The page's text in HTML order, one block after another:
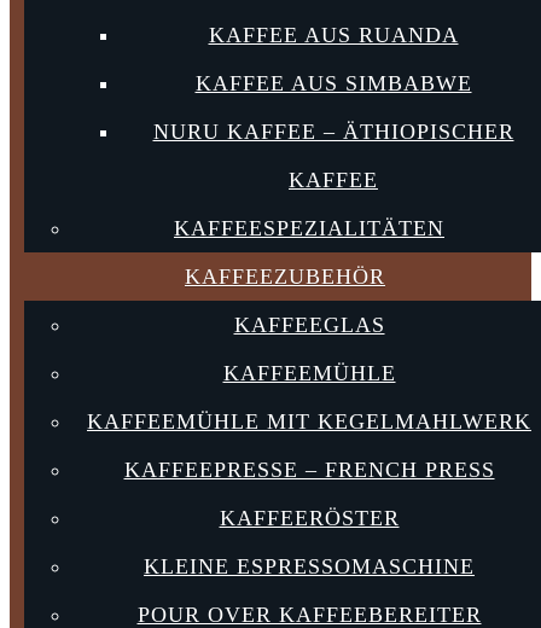
KAFFEE AUS RUANDA
KAFFEE AUS SIMBABWE
NURU KAFFEE – ÄTHIOPISCHER
KAFFEE
KAFFEESPEZIALITÄTEN
KAFFEEZUBEHÖR
KAFFEEGLAS
KAFFEEMÜHLE
KAFFEEMÜHLE MIT KEGELMAHLWERK
KAFFEEPRESSE – FRENCH PRESS
KAFFEERÖSTER
KLEINE ESPRESSOMASCHINE
POUR OVER KAFFEEBEREITER